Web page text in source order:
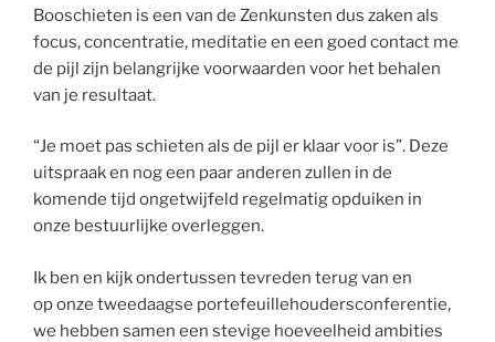
Booschieten is een van de Zenkunsten dus zaken als
focus, concentratie, meditatie en een goed contact me
de pijl zijn belangrijke voorwaarden voor het behalen
van je resultaat.
“Je moet pas schieten als de pijl er klaar voor is”. Deze
uitspraak en nog een paar anderen zullen in de
komende tijd ongetwijfeld regelmatig opduiken in
onze bestuurlijke overleggen.
Ik ben en kijk ondertussen tevreden terug van en
op onze tweedaagse portefeuillehoudersconferentie,
we hebben samen een stevige hoeveelheid ambities